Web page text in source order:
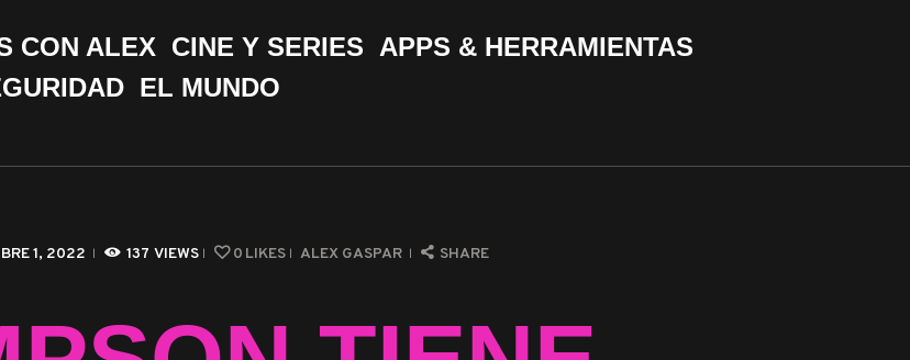
CON ALEX CINE Y SERIES
APPS & HERRAMIENTAS
EL MUNDO
1, 2022 137 VIEWS 0 LIKES ALEX GASPAR SHARE
CON ALEX
Y SERIES